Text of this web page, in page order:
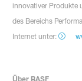
innovativer Produkte
des Bereichs
Internet unter:
Über BASF